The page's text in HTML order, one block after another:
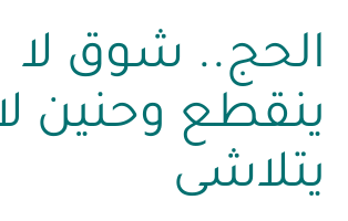
الحج.. شوق لا
ينقطع وحنين
يتلاشى